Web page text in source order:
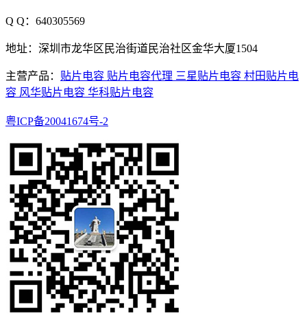
Q Q：640305569
地址：深圳市龙华区民治街道民治社区金华大厦1504
主营产品： 贴片电容 贴片电容代理 三星贴片电容 村田贴片电
容 风华贴片电容 华科贴片电容
粤ICP备20041674号-2